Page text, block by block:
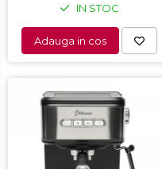
IN STOC
Adauga in cos